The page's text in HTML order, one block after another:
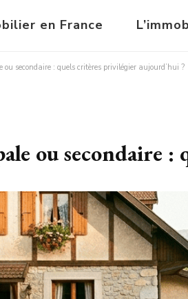
en France
ou secondaire : quels critères privilégier aujourd’hui ?
ou secondaire